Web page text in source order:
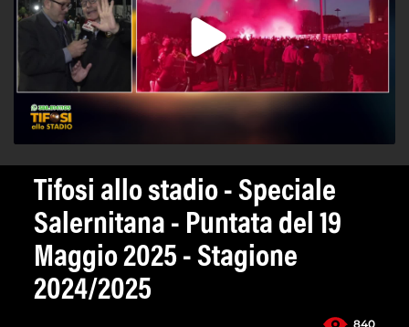
Tifosi allo stadio - Speciale
Salernitana - Puntata del 19
Maggio 2025 - Stagione
2024/2025
840